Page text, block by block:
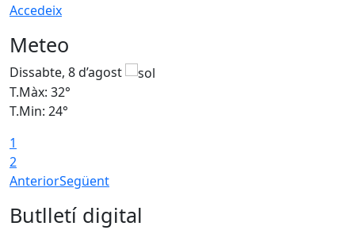
Accedeix
Meteo
Dissabte, 8 d’agost
T.Màx: 32°
T.Min: 24°
1
2
AnteriorSegüent
Butlletí digital